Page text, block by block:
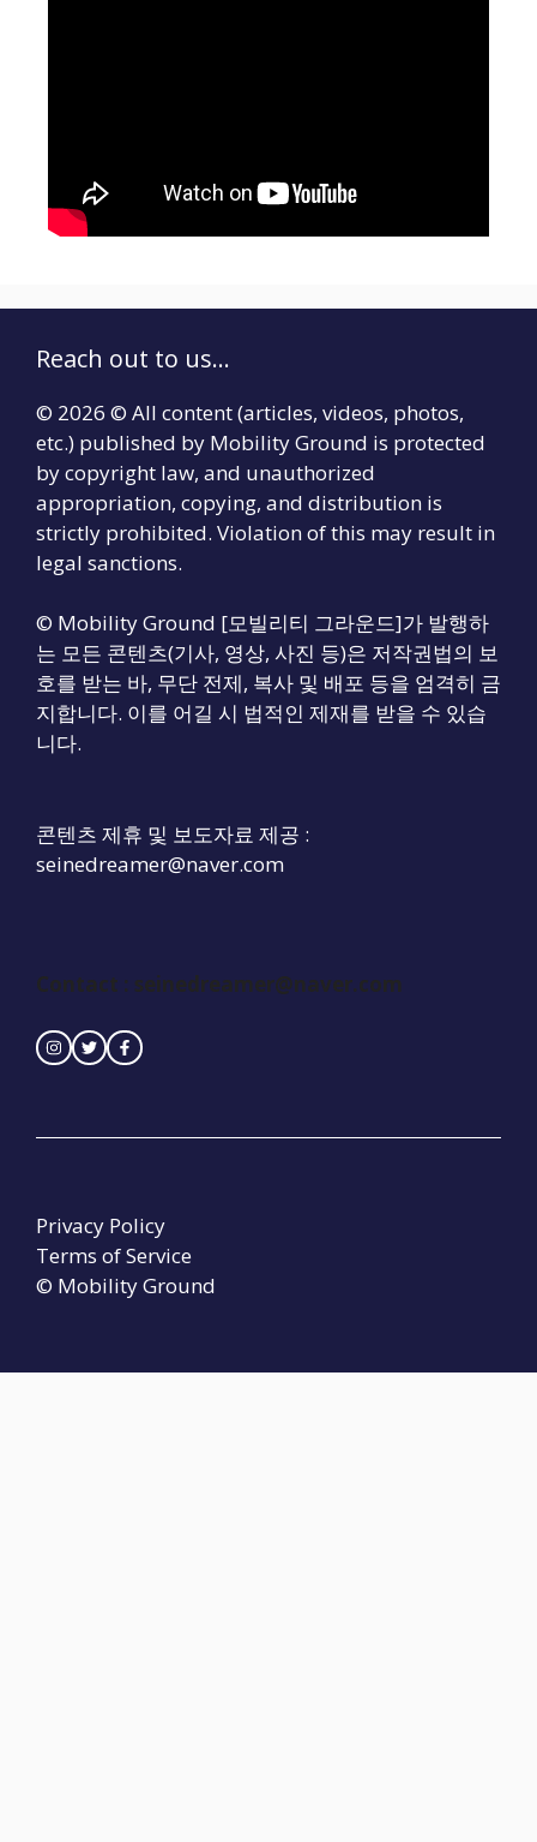
Reach out to us...
© 2026 © All content (articles, videos, photos,
etc.) published by Mobility Ground is protected
by copyright law, and unauthorized
appropriation, copying, and distribution is
strictly prohibited. Violation of this may result in
legal sanctions.
© Mobility Ground [모빌리티 그라운드]가 발행하
는 모든 콘텐츠(기사, 영상, 사진 등)은 저작권법의 보
호를 받는 바, 무단 전제, 복사 및 배포 등을 엄격히 금
지합니다. 이를 어길 시 법적인 제재를 받을 수 있습
니다.
콘텐츠 제휴 및 보도자료 제공 :
seinedreamer@naver.com
Contact : seinedreamer@naver.com
© Mobility Ground
Privacy Policy
Terms of Service